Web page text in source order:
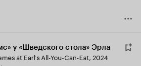
у «Шведского стола» Эрла
at Earl's All-You-Can-Eat, 2024